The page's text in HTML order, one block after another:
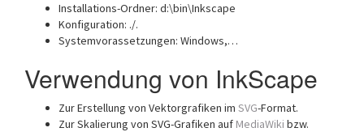
Installations-Ordner: d:\bin\Inkscape
Konfiguration: ./.
Systemvorassetzungen: Windows,…
Verwendung von InkScape
Zur Erstellung von Vektorgrafiken im SVG-Format.
Zur Skalierung von SVG-Grafiken auf MediaWiki bzw.